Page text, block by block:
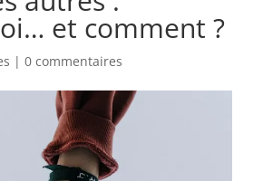
et comment ?
| 0 commentaires